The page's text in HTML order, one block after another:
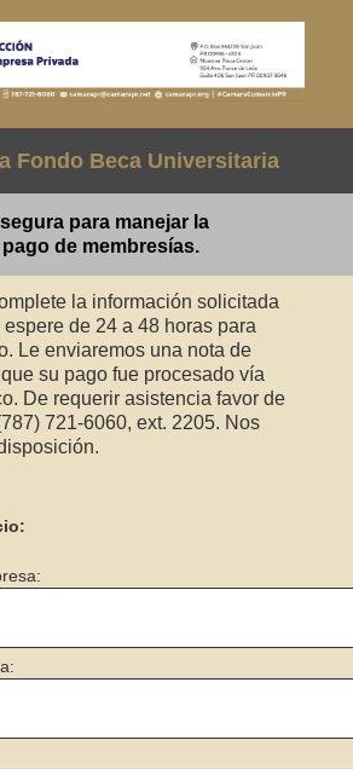
Fondo Beca Universitaria
para manejar la
de membresías.
la información solicitada
de 24 a 48 horas para
Le enviaremos una nota de
su pago fue procesado vía
De requerir asistencia favor de
721-6060, ext. 2205. Nos